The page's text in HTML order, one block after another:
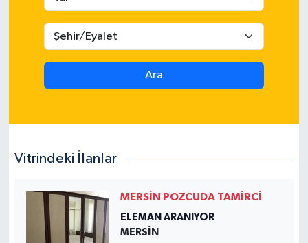
Ara
Vitrindeki İlanlar
MERSİN POZCUDA TAMİRCİ
ELEMAN ARANIYOR
MERSIN